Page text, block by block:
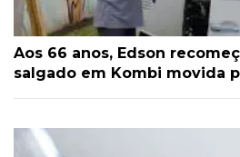
Aos 66 anos, Edson
salgado em Kombi movida